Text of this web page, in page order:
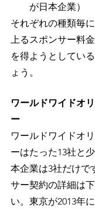
が日本企業）
それぞれの種類毎
上るスポンサー料
を得ようとしてい
ょう。
ワールドワイドオ
ー
ワールドワイドオ
ーはたった13社と
本企業は3社だけで
サー契約の詳細は
い。東京が2013年